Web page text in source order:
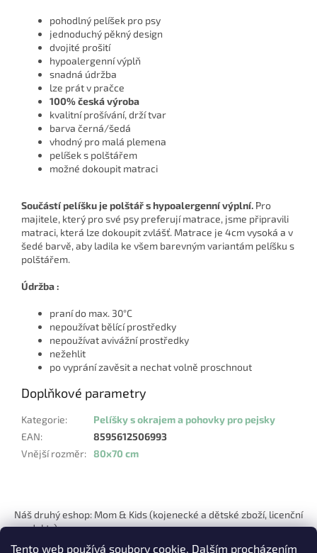
Tento web používá soubory cookie. Dalším procházením
pohodlný pelíšek pro psy
jednoduchý pěkný design
dvojité prošití
hypoalergenní výplň
snadná údržba
lze prát v pračce
100% česká výroba
kvalitní prošívání, drží tvar
barva černá/šedá
vhodný pro malá plemena
pelíšek s polštářem
možné dokoupit matraci
Součástí pelíšku je polštář s hypoalergenní výplní. Pro
majitele, který pro své psy preferují matrace, jsme připravili
matraci, která lze dokoupit zvlášť. Matrace je 4cm vysoká a v
šedé barvě, aby ladila ke všem barevným variantám pelíšku s
polštářem.
Údržba :
praní do max. 30°C
nepoužívat bělící prostředky
nepoužívat avivážní prostředky
nežehlit
po vyprání zavěsit a nechat volně proschnout
Doplňkové parametry
Kategorie:
Pelíšky s okrajem a pohovky pro pejsky
EAN:
8595612506993
Vnější rozměr: 80x70 cm
p
Náš druhý eshop: Mom & Kids (kojenecké a dětské zboží, licenční
produkty)